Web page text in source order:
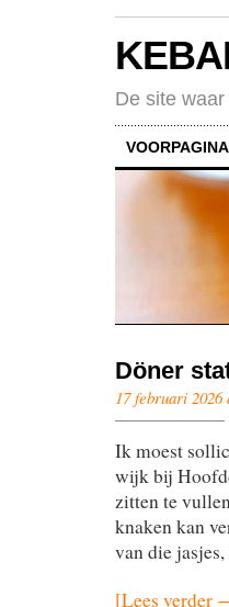
De site
VOORPAGINA
Döner
17 februari 2026
Ik moest
wijk bij
zitten te
knaken kan
van die
[Lees verder